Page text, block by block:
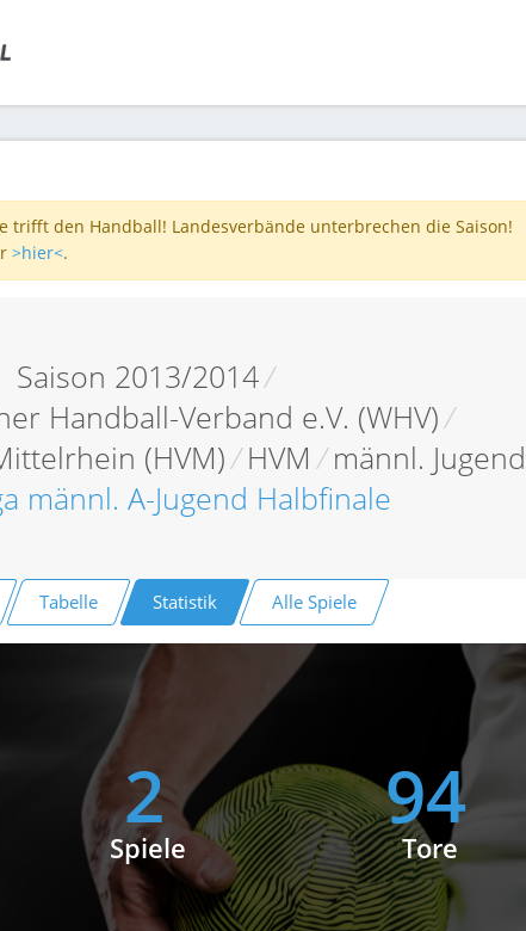
trifft den Handball! Landesverbände unterbrechen die Saison!
>hier<.
Saison 2013/2014/
Handball-Verband e.V. (WHV)/
(HVM)/ HVM / männl. Jugend
männl. A-Jugend Halbfinale
Tabelle Statistik Alle Spiele
2
Spiele
94
Tore